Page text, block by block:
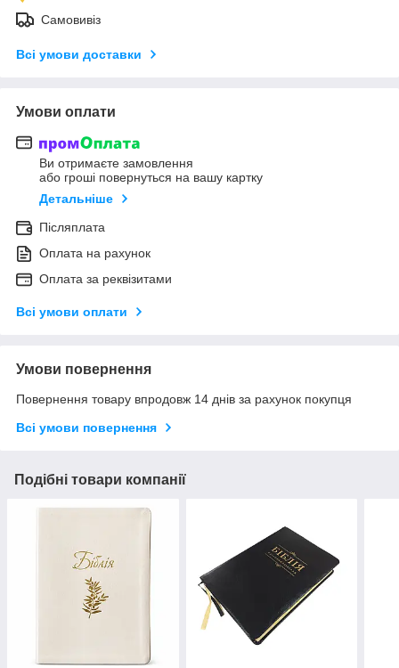
Самовивіз
Всі умови доставки
Умови оплати
Ви отримаєте замовлення
або гроші повернуться на вашу картку
Детальніше
Післяплата
Оплата на рахунок
Оплата за реквізитами
Всі умови оплати
Умови повернення
Повернення товару впродовж 14 днів за рахунок покупця
Всі умови повернення
Подібні товари компанії